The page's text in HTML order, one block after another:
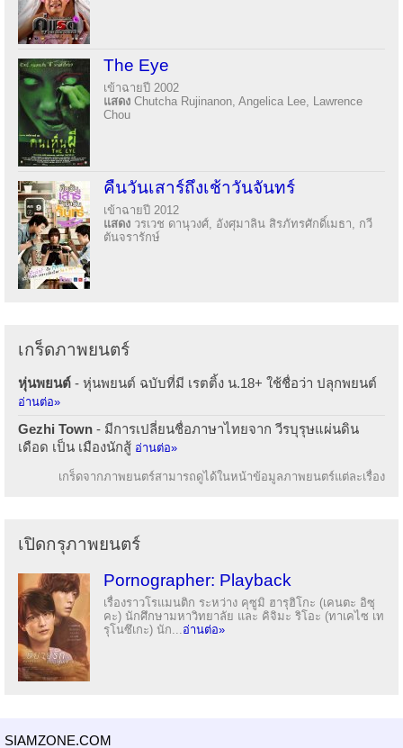
The Eye
เข้าฉายปี 2002
แสดง Chutcha Rujinanon, Angelica Lee, Lawrence
Chou
คืนวันเสาร์ถึงเช้าวันจันทร์
เข้าฉายปี 2012
แสดง วรเวช ดานุวงศ์, อังศุมาลิน สิรภัทรศักดิ์เมธา, กวี
ตันจรารักษ์
เกร็ดภาพยนตร์
หุ่นพยนต์ - หุ่นพยนต์ ฉบับที่มี เรตติ้ง น.18+ ใช้ชื่อว่า ปลุกพยนต์
อ่านต่อ»
Gezhi Town - มีการเปลี่ยนชื่อภาษาไทยจาก วีรบุรุษแผ่นดิน
เดือด เป็น เมืองนักสู้ อ่านต่อ»
เกร็ดจากภาพยนตร์สามารถดูได้ในหน้าข้อมูลภาพยนตร์แต่ละเรื่อง
เปิดกรุภาพยนตร์
Pornographer: Playback
เรื่องราวโรแมนติก ระหว่าง คุซูมิ ฮารุฮิโกะ (เคนตะ อิซุ
คะ) นักศึกษามหาวิทยาลัย และ คิจิมะ ริโอะ (ทาเคไซ เท
รุโนซึเกะ) นัก... อ่านต่อ»
SIAMZONE.COM